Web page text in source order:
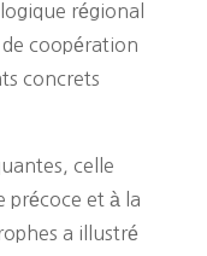
régional
de coopération
concrets
celle
précoce et à la
a illustré